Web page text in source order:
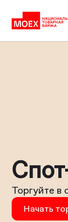
Торгуйте
Начать